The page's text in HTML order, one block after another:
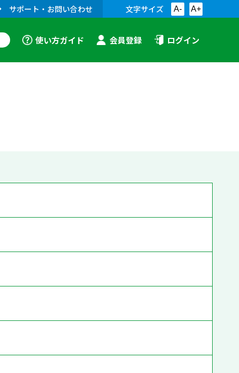
サポート・お問い合わせ 文字サイズ A- A+
使い方ガイド 会員登録 ログイン